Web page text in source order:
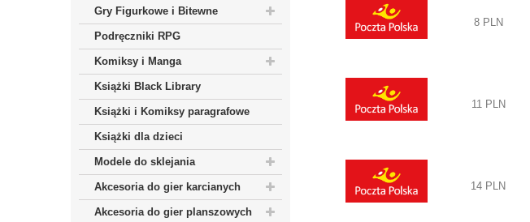
Gry Figurkowe i Bitewne
Podręczniki RPG
Komiksy i Manga
Książki Black Library
Książki i Komiksy paragrafowe
Książki dla dzieci
Modele do sklejania
Akcesoria do gier karcianych
Akcesoria do gier planszowych
8 PLN
11 PLN
14 PLN